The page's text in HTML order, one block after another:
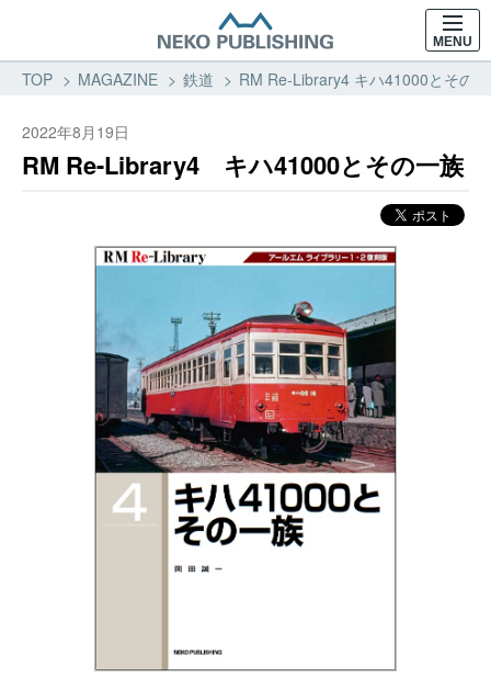
MENU
TOP MAGAZINE 鉄道 RM Re-Library4 キハ41000とその
2022年8月19日
RM Re-Library4 キハ41000とその一族